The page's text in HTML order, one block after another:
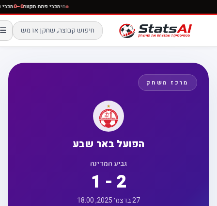
חימכבי פתח תקווה0–0
☰
מרכז משחק
הפועל באר שבע
גביע המדינה
1 - 2
27 בדצמ׳ 2025, 18:00